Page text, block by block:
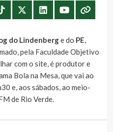
do Lindenberge do PE,
pela Faculdade Objetivo
com o site, é produtor e
Bola na Mesa, que vai ao
e, aos sábados, ao meio-
de Rio Verde.